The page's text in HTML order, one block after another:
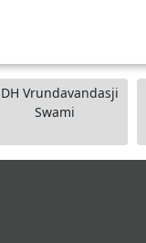
Vrundavandasji
Swami